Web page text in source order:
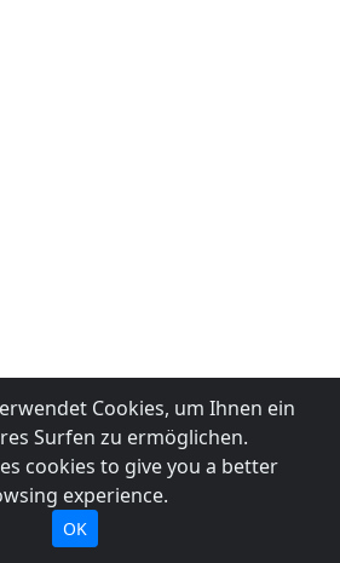
Cookies, um Ihnen ein
Surfen zu ermöglichen.
cookies to give you a better
experience.
OK